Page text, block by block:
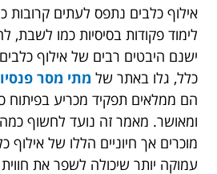
אילוף כלבים נתפס לעתים
לימוד פקודות בסיסיות כמו לשבת,
ישנם היבטים רבים של אילוף
כלל, גלו באתר של מתי מסר
הם ממלאים תפקיד מכריע בפיתוח
ומאושר. מאמר זה נועד לחשוף
מוכרים אך חיוניים הללו של אילוף
עמוקה יותר שיכולה לשפר את חווית